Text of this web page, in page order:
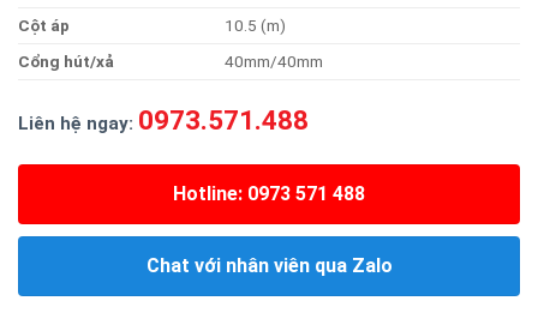
Cột áp
10.5 (m)
Cổng hút/xả 40mm/40mm
Liên hệ ngay: 0973.571.488
Hotline: 0973 571 488
Chat với nhân viên qua Zalo